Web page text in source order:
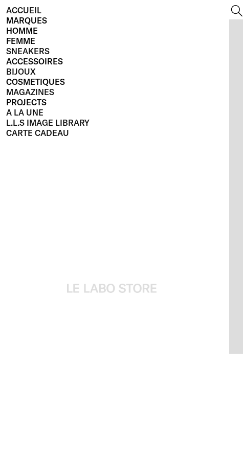
ACCUEIL
MARQUES
HOMME
FEMME
SNEAKERS
ACCESSOIRES
BIJOUX
COSMETIQUES
MAGAZINES
PROJECTS
A LA UNE
L.L.S IMAGE LIBRARY
CARTE CADEAU